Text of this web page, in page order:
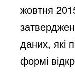
жовтня
даних, які
формі